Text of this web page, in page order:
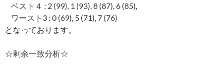
ベスト４ : 2 (99), 1 (93), 8 (87), 6 (85),
ワースト3 : 0 (69), 5 (71), 7 (76)
となっております。
☆剰余一致分析☆